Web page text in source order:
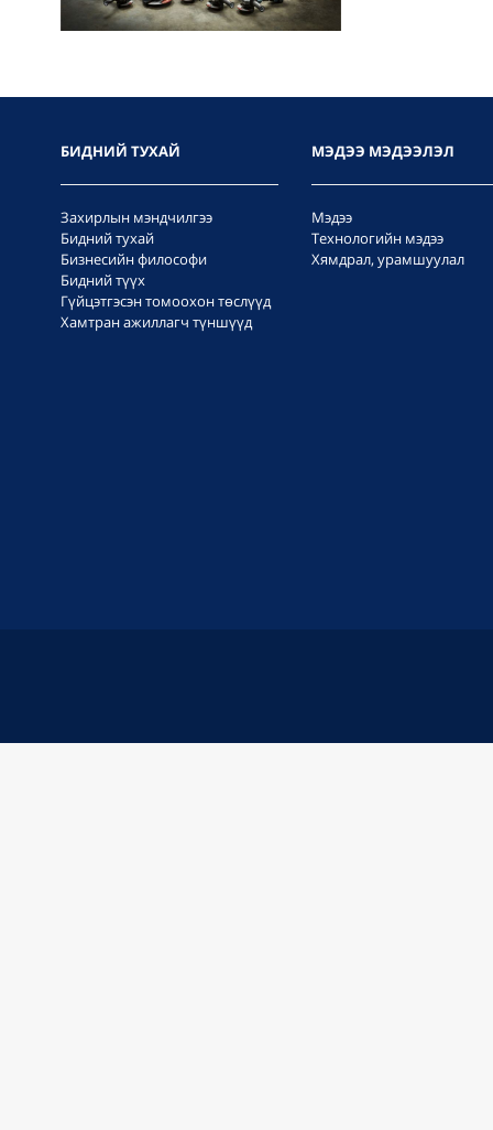
БИДНИЙ ТУХАЙ
Захирлын мэндчилгээ
Бидний тухай
Бизнесийн философи
Бидний түүх
Гүйцэтгэсэн томоохон төслүүд
Хамтран ажиллагч түншүүд
МЭДЭЭ МЭДЭЭЛЭЛ
Мэдээ
Технологийн мэдээ
Хямдрал, урамшуулал